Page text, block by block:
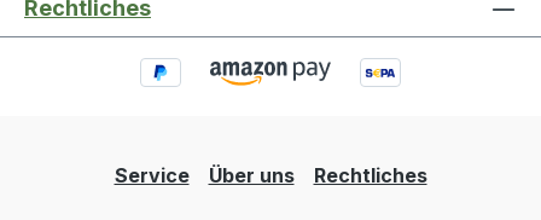
Rechtliches
Service Über uns Rechtliches